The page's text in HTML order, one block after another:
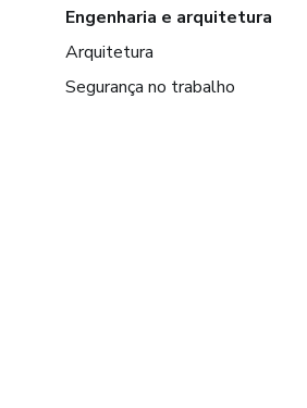
Engenharia e arquitetura
Arquitetura
Segurança no trabalho